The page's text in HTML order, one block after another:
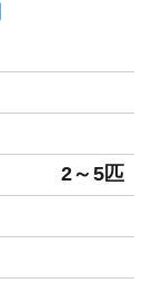
2～5匹